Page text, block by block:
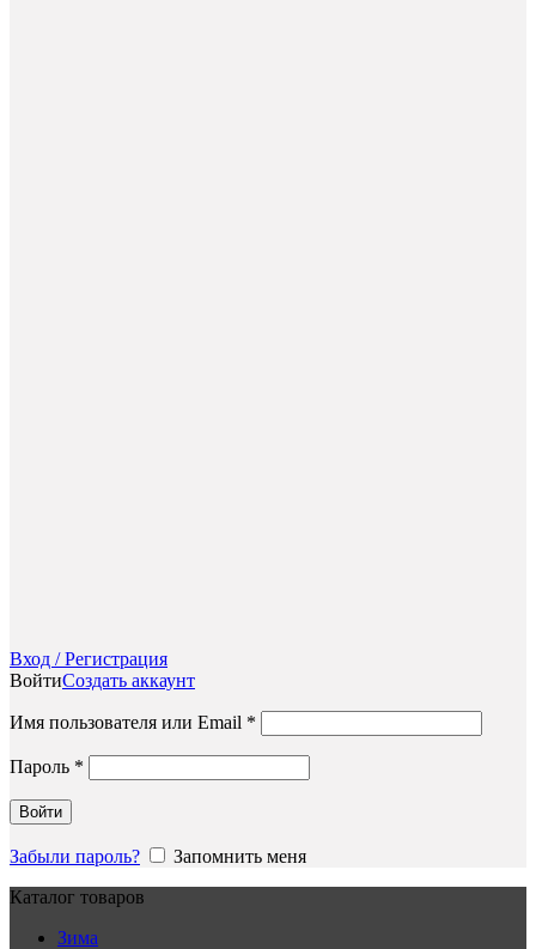
Вход / Регистрация
ВойтиСоздать аккаунт
Имя пользователя или Email *
Пароль *
Войти
Забыли пароль?
Запомнить меня
Каталог товаров
Зима